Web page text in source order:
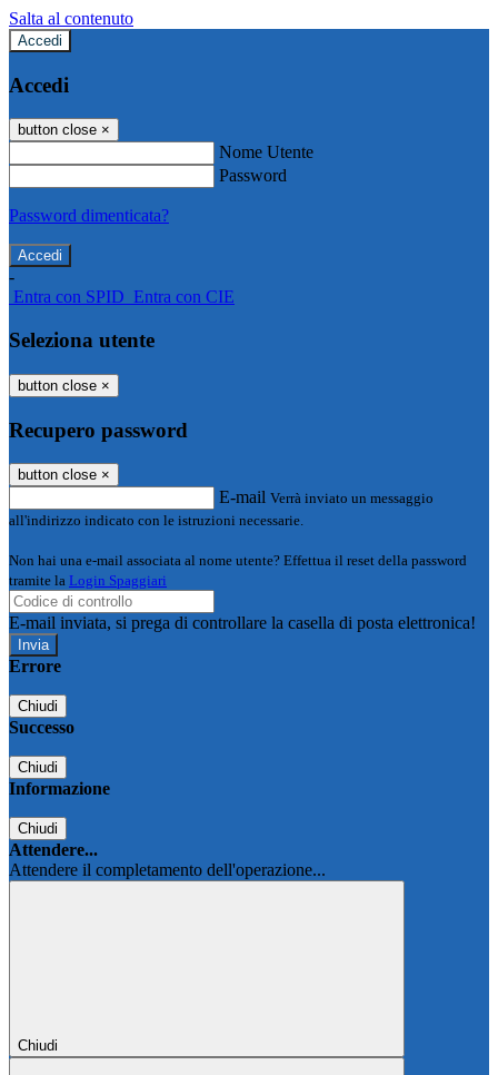
Salta al contenuto
Accedi
Accedi
button close ×
Nome Utente
Password
Password dimenticata?
-
Entra con SPID Entra con CIE
Seleziona utente
button close ×
Recupero password
button close ×
E-mail Verrà inviato un messaggio
all'indirizzo indicato con le istruzioni necessarie.
Non hai una e-mail associata al nome utente? Effettua il reset della password
tramite la Login Spaggiari
E-mail inviata, si prega di controllare la casella di posta elettronica!
Errore
Chiudi
Successo
Chiudi
Informazione
Chiudi
Attendere...
Attendere il completamento dell'operazione...
Chiudi